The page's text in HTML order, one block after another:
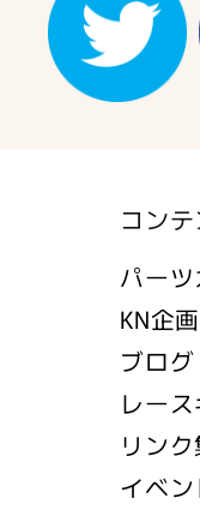
コン
パー
KN企
ブログ
レー
リンク
イベ